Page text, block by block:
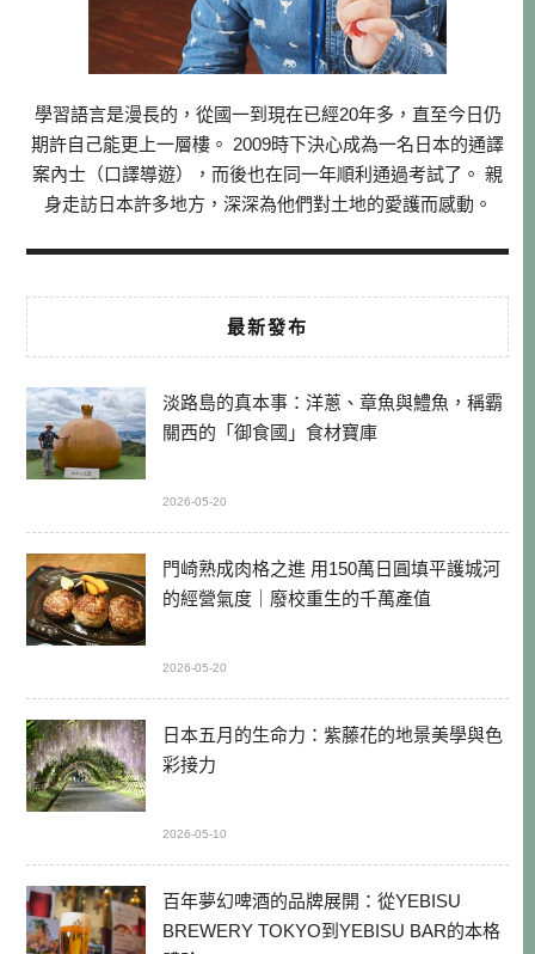
學習語言是漫長的，從國一到現在已經20年多，直至今日仍
期許自己能更上一層樓。 2009時下決心成為一名日本的通譯
案內士（口譯導遊），而後也在同一年順利通過考試了。 親
身走訪日本許多地方，深深為他們對土地的愛護而感動。
最新發布
淡路島的真本事：洋蔥、章魚與鱧魚，稱霸
關西的「御食國」食材寶庫
2026-05-20
門崎熟成肉格之進 用150萬日圓填平護城河
的經營氣度｜廢校重生的千萬產值
2026-05-20
日本五月的生命力：紫藤花的地景美學與色
彩接力
2026-05-10
百年夢幻啤酒的品牌展開：從YEBISU
BREWERY TOKYO到YEBISU BAR的本格